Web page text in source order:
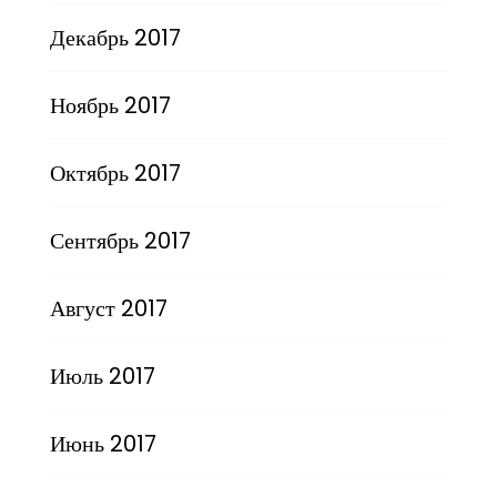
Декабрь 2017
Ноябрь 2017
Октябрь 2017
Сентябрь 2017
Август 2017
Июль 2017
Июнь 2017